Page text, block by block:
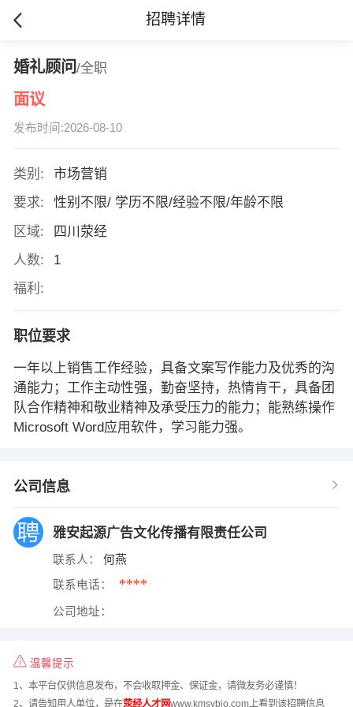
招聘详情
婚礼顾问/全职
面议
发布时间:2026-08-10
类别:
市场营销
要求:
性别不限/ 学历不限/经验不限/年龄不限
区域:
四川荥经
人数:
1
福利:
职位要求
一年以上销售工作经验，具备文案写作能力及优秀的沟
通能力；工作主动性强，勤奋坚持，热情肯干，具备团
队合作精神和敬业精神及承受压力的能力；能熟练操作
Microsoft Word应用软件，学习能力强。
公司信息
雅安起源广告文化传播有限责任公司
联系人： 何燕
联系电话： ****
公司地址：
温馨提示
1、本平台仅供信息发布，不会收取押金、保证金，请微友务必谨慎！
2、请告知用人单位，是在荥经人才网www.kmsybio.com上看到该招聘信息